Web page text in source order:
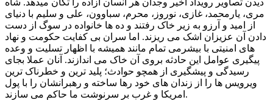
مری، یارمحمد، غازی، نوروز، محرم، سباوون، علی و سلیم با دنیای
از امید و آرزو به زیر خاک رفتند و ده ها خانواده در سوگ از دست
دادن آن عزیزان اشک می ریزند. اما سران بی کفایت حکومت و نهاد
های امنیتی با بیشرمی تمام مانند همیشه با اظهار تسلیت و وعده
پیگیری عوامل این حادثه بروی آن خاک می اندازند. آنان عملا بجای
رسیدگی و پیشگیری از همچو حوادث؛ پلید ترین و خطرناک ترین
ویرویس ها را از زندان های خود رها ساخته و رهبرانشان را با پول
امریکا و غرب بر سرنوشت ما حاکم می سازند.